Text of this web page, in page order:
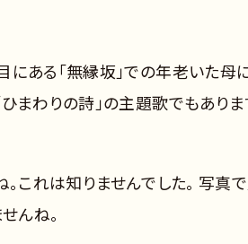
にある「無縁坂」での年老いた
まわりの詩」の主題歌でもあり
。これは知りませんでした。 写真
んね。